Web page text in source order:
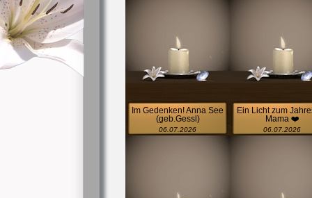
Im Gedenken! Anna See
(geb.Gessl)
06.07.2026
Ein Licht zum
Mama ❤️
06.07.2026